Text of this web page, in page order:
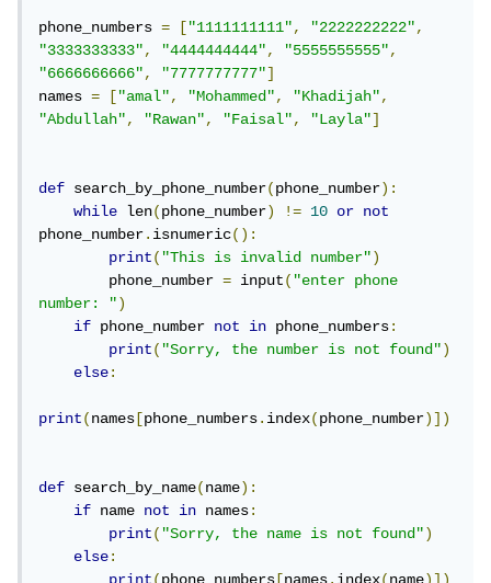
not int(phone_number)
سيكون دائمًا صحيحًا كما
int(phone_number)
لا يتعامل الرمز مع الأخطاء التي قد تحدث ، مثل إذا قام المستخدم
بإدخال رقم هاتف غير صحيح في
لا يتعامل الرمز مع التكرارات ، لذا فإن إضافة مستخدم برقم هاتف أو
اسم موجود بالفعل سيؤدي إلى إضافة نفس رقم الهاتف أو الاسم
عدة مرات.
phone_numbers = ["1111111111", "2222222222",
"3333333333", "4444444444", "5555555555",
"6666666666", "7777777777"]
names = ["amal", "Mohammed", "Khadijah",
"Abdullah", "Rawan", "Faisal", "Layla"]
def search_by_phone_number(phone_number):
while len(phone_number) != 10 or
not
phone_number.isnumeric():
print("This is invalid number")
        phone_number
= input("enter phone
number: ")
if phone_number not in phone_numbers:
print("Sorry, the number is not found")
else:
print(names[phone_numbers.index(phone_number)])
def search_by_name(name):
if name not in names:
print("Sorry, the name is not found")
else:
print(phone_numbers[names.index(name)])